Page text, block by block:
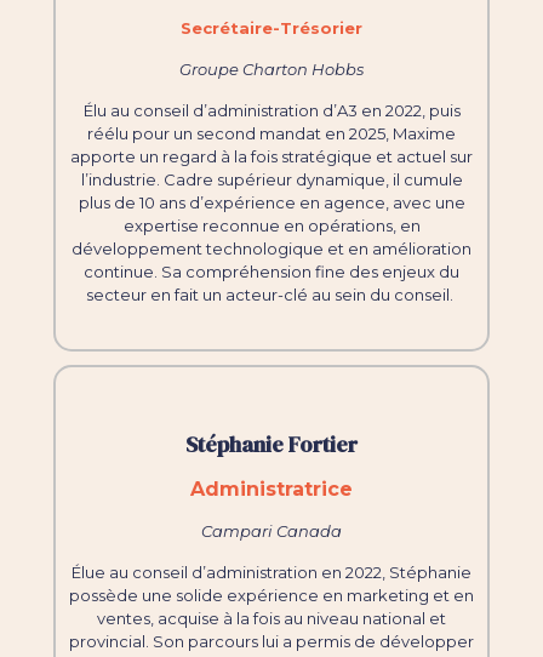
Secrétaire-Trésorier
Groupe Charton Hobbs
Élu au conseil d’administration d’A3 en 2022, puis
réélu pour un second mandat en 2025, Maxime
apporte un regard à la fois stratégique et actuel sur
l’industrie. Cadre supérieur dynamique, il cumule
plus de 10 ans d’expérience en agence, avec une
expertise reconnue en opérations, en
développement technologique et en amélioration
continue. Sa compréhension fine des enjeux du
secteur en fait un acteur-clé au sein du conseil.
Stéphanie Fortier
Administratrice
Campari Canada
Élue au conseil d’administration en 2022, Stéphanie
possède une solide expérience en marketing et en
ventes, acquise à la fois au niveau national et
provincial. Son parcours lui a permis de développer